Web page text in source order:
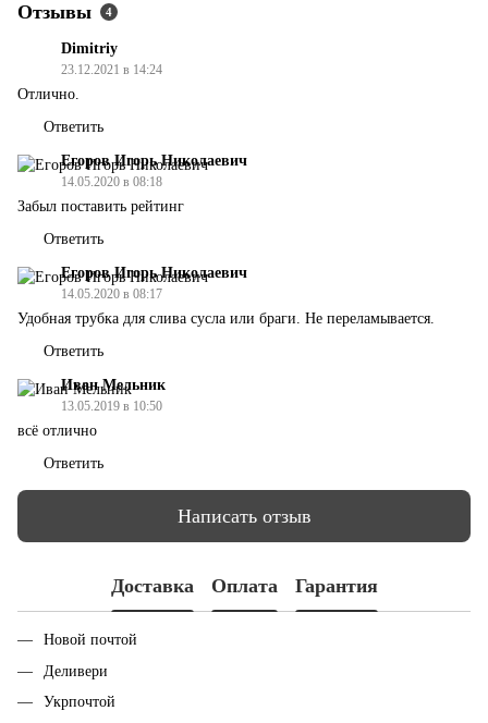
Отзывы 4
Dimitriy
23.12.2021 в 14:24
Отлично.
Ответить
Егоров Игорь Николаевич
14.05.2020 в 08:18
Забыл поставить рейтинг
Ответить
Егоров Игорь Николаевич
14.05.2020 в 08:17
Удобная трубка для слива сусла или браги. Не переламывается.
Ответить
Иван Мельник
13.05.2019 в 10:50
всё отлично
Ответить
Написать отзыв
Доставка Оплата Гарантия
Новой почтой
Деливери
Укрпочтой